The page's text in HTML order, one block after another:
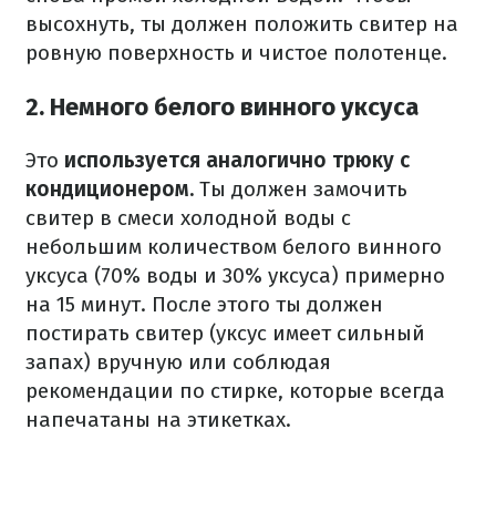
высохнуть, ты должен положить свитер на
ровную поверхность и чистое полотенце.
2. Немного белого винного уксуса
Это используется аналогично трюку с
кондиционером. Ты должен замочить
свитер в смеси холодной воды с
небольшим количеством белого винного
уксуса (70% воды и 30% уксуса) примерно
на 15 минут. После этого ты должен
постирать свитер (уксус имеет сильный
запах) вручную или соблюдая
рекомендации по стирке, которые всегда
напечатаны на этикетках.